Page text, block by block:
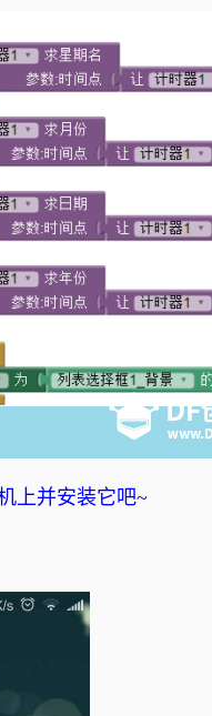
上并安装它吧~